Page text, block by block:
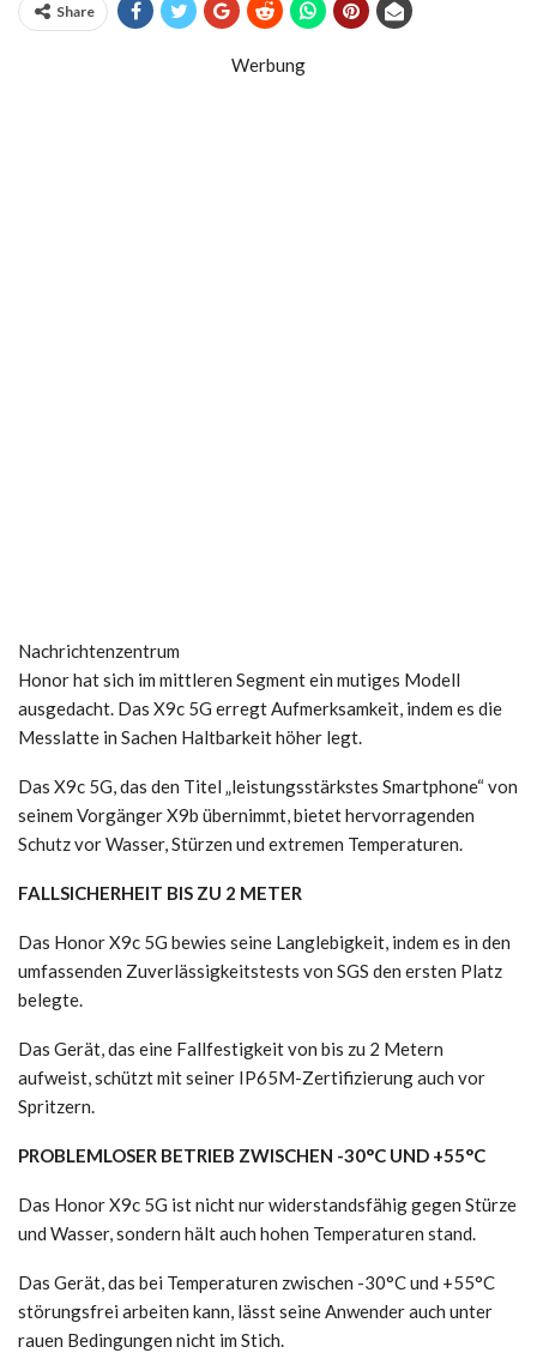
Share
Werbung
Nachrichtenzentrum
Honor hat sich im mittleren Segment ein mutiges Modell
ausgedacht. Das X9c 5G erregt Aufmerksamkeit, indem es die
Messlatte in Sachen Haltbarkeit höher legt.
Das X9c 5G, das den Titel „leistungsstärkstes Smartphone“ von
seinem Vorgänger X9b übernimmt, bietet hervorragenden
Schutz vor Wasser, Stürzen und extremen Temperaturen.
FALLSICHERHEIT BIS ZU 2 METER
Das Honor X9c 5G bewies seine Langlebigkeit, indem es in den
umfassenden Zuverlässigkeitstests von SGS den ersten Platz
belegte.
Das Gerät, das eine Fallfestigkeit von bis zu 2 Metern
aufweist, schützt mit seiner IP65M-Zertifizierung auch vor
Spritzern.
PROBLEMLOSER BETRIEB ZWISCHEN -30°C UND +55°C
Das Honor X9c 5G ist nicht nur widerstandsfähig gegen Stürze
und Wasser, sondern hält auch hohen Temperaturen stand.
Das Gerät, das bei Temperaturen zwischen -30°C und +55°C
störungsfrei arbeiten kann, lässt seine Anwender auch unter
rauen Bedingungen nicht im Stich.